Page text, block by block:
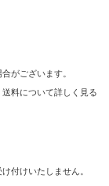
がございます。
送料について詳しく見る
付けいたしません。